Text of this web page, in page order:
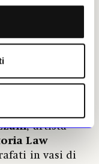
utilizzando il
poi
, artista
Law
in vasi di